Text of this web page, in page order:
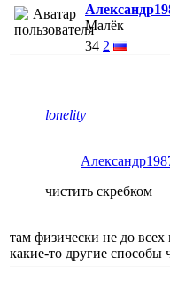
Малёк
34 2
lonelity
чистить скребком
там физически не до всех
какие-то другие способы